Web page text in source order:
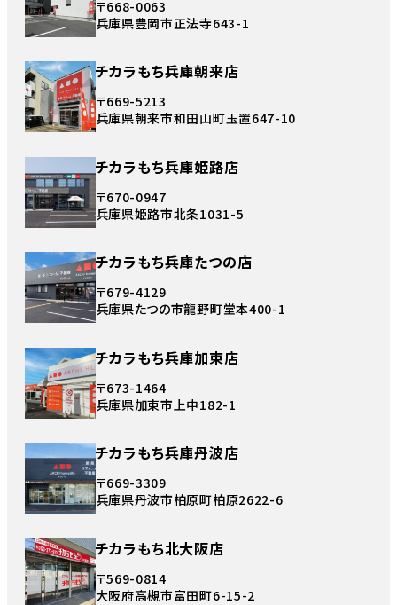
〒668-0063
兵庫県豊岡市正法寺643-1
チカラもち兵庫朝来店
〒669-5213
兵庫県朝来市和田山町玉置647-10
チカラもち兵庫姫路店
〒670-0947
兵庫県姫路市北条1031-5
チカラもち兵庫たつの店
〒679-4129
兵庫県たつの市龍野町堂本400-1
チカラもち兵庫加東店
〒673-1464
兵庫県加東市上中182-1
チカラもち兵庫丹波店
〒669-3309
兵庫県丹波市柏原町柏原2622-6
チカラもち北大阪店
〒569-0814
大阪府高槻市富田町6-15-2